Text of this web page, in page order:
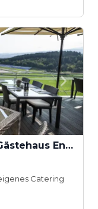
Landhotel Schönberghof & Gästehaus Enzinger
Catering